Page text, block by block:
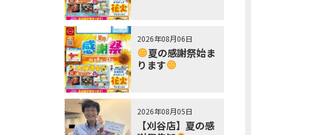
2026年08月06日
夏の感謝祭始ま
ります
2026年08月05日
【刈谷店】夏の感